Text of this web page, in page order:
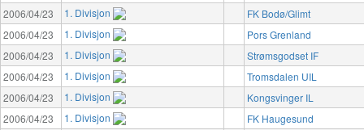
2006/04/23
1. Divisjon
FK Bodø/Glimt
2006/04/23
1. Divisjon
Pors Grenland
2006/04/23
1. Divisjon
Strømsgodset IF
2006/04/23
1. Divisjon
Tromsdalen UIL
2006/04/23
1. Divisjon
Kongsvinger IL
2006/04/23
1. Divisjon
FK Haugesund